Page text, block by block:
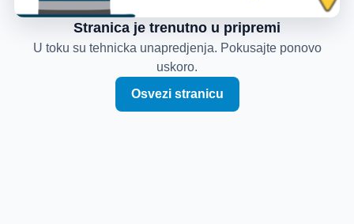
Stranica je trenutno u pripremi
U toku su tehnicka unapredjenja. Pokusajte ponovo
uskoro.
Osvezi stranicu